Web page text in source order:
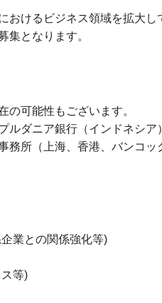
おけるビジネス領域を拡大し
集となります。
可能性もございます。
ダニア銀行（インドネシア
務所（上海、香港、バンコッ
業との関係強化等)
等)